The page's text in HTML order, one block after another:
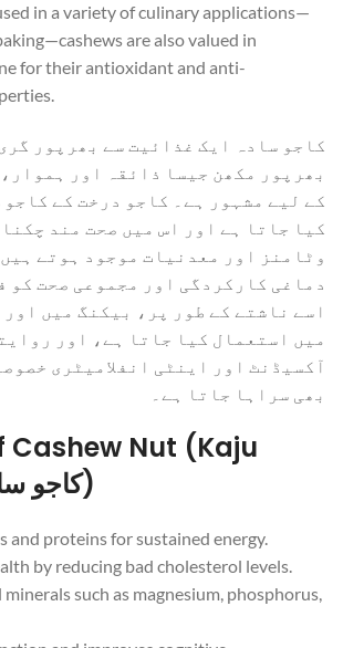
in a variety of culinary applications—
are also valued in
for their antioxidant and anti-
کاجو سادہ ایک غذائیت سے بھرپور
بھرپور مکھن جیسا ذائقہ اور
کے لیے مشہور ہے۔ کاجو درخت کے
کیا جاتا ہے اور اس میں صحت مند
وٹامنز اور معدنیات موجود ہوتے
دماغی کارکردگی اور مجموعی صحت کو
اسے ناشتے کے طور پر، بیکنگ میں
میں استعمال کیا جاتا ہے، اور
آکسیڈنٹ اور اینٹی انفلامیٹری
بھی سراہا جاتا ہے۔
Cashew Nut (Kaju
Sada – کاجو سادہ)
and proteins for sustained energy.
by reducing bad cholesterol levels.
such as magnesium, phosphorus,